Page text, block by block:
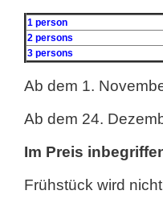
1 person
2 persons
3 persons
Ab dem 1.
Ab dem 24.
Im Preis
Frühstück wird